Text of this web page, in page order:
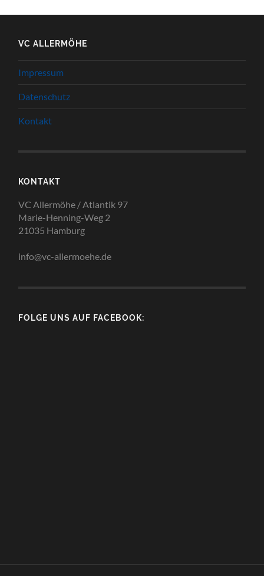
VC ALLERMÖHE
Impressum
Datenschutz
Kontakt
KONTAKT
VC Allermöhe / Atlantik 97
Marie-Henning-Weg 2
21035 Hamburg
info@vc-allermoehe.de
FOLGE UNS AUF FACEBOOK: